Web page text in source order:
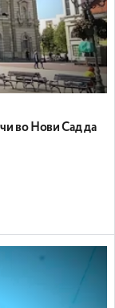
во Нови Сад да